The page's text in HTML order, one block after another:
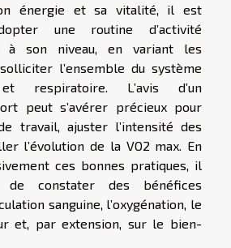
énergie et sa vitalité, il est
une routine d’activité
à son niveau, en variant les
l’ensemble du système
et respiratoire. L’avis d’un
peut s’avérer précieux pour
travail, ajuster l’intensité des
l’évolution de la VO2 max. En
ces bonnes pratiques, il
de constater des bénéfices
sanguine, l’oxygénation, le
et, par extension, sur le bien-